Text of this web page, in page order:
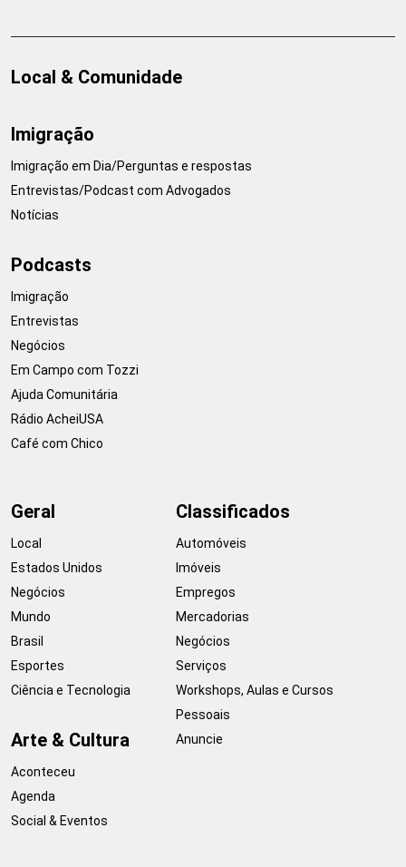
Local & Comunidade
Imigração
Imigração em Dia/Perguntas e respostas
Entrevistas/Podcast com Advogados
Notícias
Podcasts
Imigração
Entrevistas
Negócios
Em Campo com Tozzi
Ajuda Comunitária
Rádio AcheiUSA
Café com Chico
Geral
Local
Estados Unidos
Negócios
Mundo
Brasil
Esportes
Ciência e Tecnologia
Arte & Cultura
Aconteceu
Agenda
Social & Eventos
Classificados
Automóveis
Imóveis
Empregos
Mercadorias
Negócios
Serviços
Workshops, Aulas e Cursos
Pessoais
Anuncie